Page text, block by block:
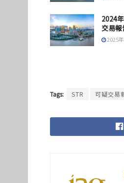
2024
交易報
2025
Tags: STR 可疑交易